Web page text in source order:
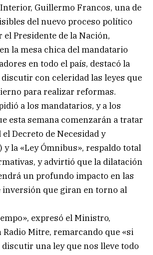
Guillermo Francos, una de
del nuevo proceso político
el Presidente de la Nación,
la mesa chica del mandatario
en todo el país, destacó la
con celeridad las leyes que
para realizar reformas.
a los mandatarios, y a los
esta semana comenzarán a tratar
Decreto de Necesidad y
y la «Ley Ómnibus», respaldo total
y advirtió que la dilatación
un profundo impacto en las
inversión que giran en torno al
expresó el Ministro,
Radio Mitre, remarcando que «si
una ley que nos lleve todo